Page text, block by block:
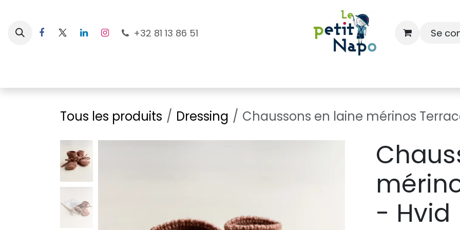
+32 81 13 86 51 Se
Tous les produits Dressing Chaussons en laine mérinos
- Hvid